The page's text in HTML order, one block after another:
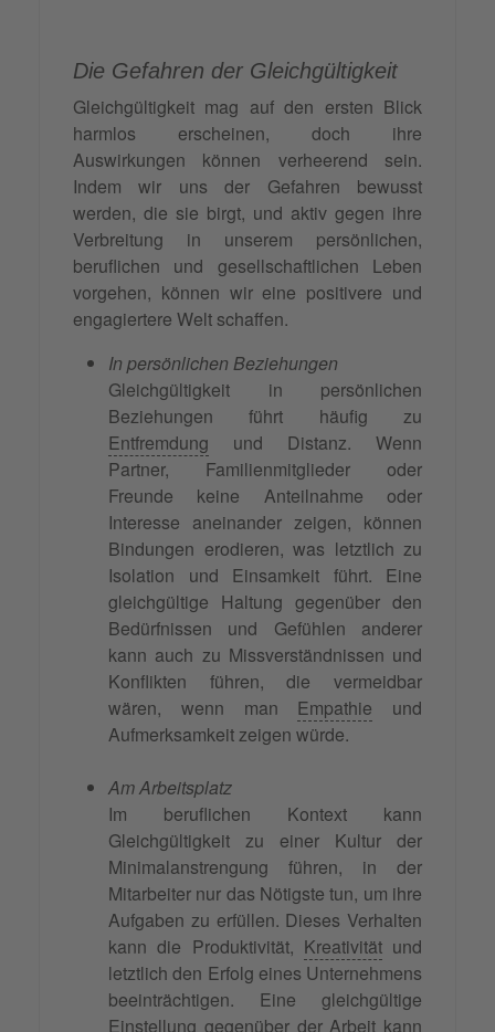
Die Gefahren der Gleichgültigkeit
Gleichgültigkeit mag auf den ersten Blick
harmlos erscheinen, doch ihre
Auswirkungen können verheerend sein.
Indem wir uns der Gefahren bewusst
werden, die sie birgt, und aktiv gegen ihre
Verbreitung in unserem persönlichen,
beruflichen und gesellschaftlichen Leben
vorgehen, können wir eine positivere und
engagiertere Welt schaffen.
In persönlichen Beziehungen
Gleichgültigkeit in persönlichen
Beziehungen führt häufig zu
Entfremdung und Distanz. Wenn
Partner, Familienmitglieder oder
Freunde keine Anteilnahme oder
Interesse aneinander zeigen, können
Bindungen erodieren, was letztlich zu
Isolation und Einsamkeit führt. Eine
gleichgültige Haltung gegenüber den
Bedürfnissen und Gefühlen anderer
kann auch zu Missverständnissen und
Konflikten führen, die vermeidbar
wären, wenn man Empathie und
Aufmerksamkeit zeigen würde.
Am Arbeitsplatz
Im beruflichen Kontext kann
Gleichgültigkeit zu einer Kultur der
Minimalanstrengung führen, in der
Mitarbeiter nur das Nötigste tun, um ihre
Aufgaben zu erfüllen. Dieses Verhalten
kann die Produktivität, Kreativitätund
letztlich den Erfolg eines Unternehmens
beeinträchtigen. Eine gleichgültige
Einstellung gegenüber der Arbeit kann